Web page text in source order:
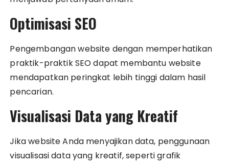
Optimisasi SEO
Pengembangan website dengan memperhatikan
praktik-praktik SEO dapat membantu website
mendapatkan peringkat lebih tinggi dalam hasil
pencarian.
Visualisasi Data yang Kreatif
Jika website Anda menyajikan data, penggunaan
visualisasi data yang kreatif, seperti grafik